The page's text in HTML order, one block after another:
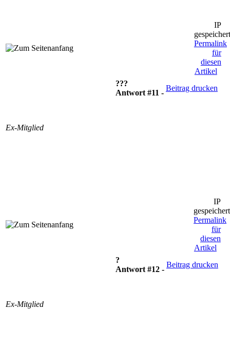
IP
gespeichert
Permalink
für
diesen
Artikel
Ex-Mitglied
???
Antwort #11 -
Beitrag drucken
IP
gespeichert
Permalink
für
diesen
Artikel
Ex-Mitglied
?
Antwort #12 -
Beitrag drucken